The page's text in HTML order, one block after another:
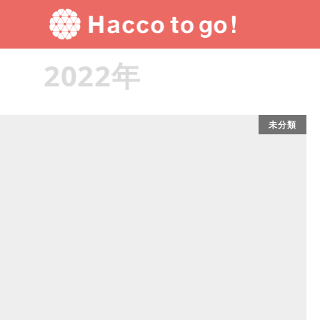
TOP 2022年
2022年
未分類